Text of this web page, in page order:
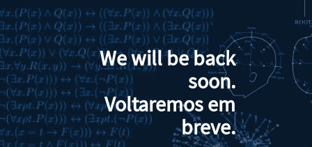
We will be back
soon.
Voltaremos em
breve.